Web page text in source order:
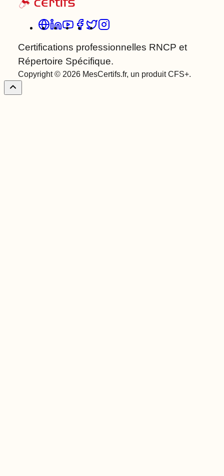
Certifications professionnelles RNCP et
Répertoire Spécifique.
Copyright © 2026 MesCertifs.fr, un produit CFS+.